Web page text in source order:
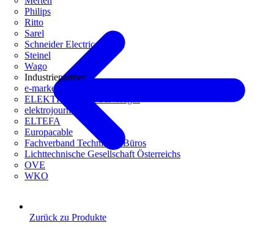
Philips
Ritto
Sarel
Schneider Electric
Steinel
Wago
Industriepartner
e-marke
ELEKTRO Daten Serviceges
elektrojournal
ELTEFA
Europacable
Fachverband Technische Büros
Lichttechnische Gesellschaft Österreichs
OVE
WKO
Zurück zu Produkte